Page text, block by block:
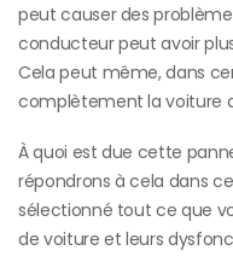
peut causer des
conducteur peut avoir
Cela peut même, dans
complètement la voiture
À quoi est due cette
répondrons à cela dans
sélectionné tout ce que
de voiture et leurs